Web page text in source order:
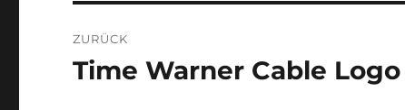
ZURÜCK
Vorheriger
Time Warner Cable Logo